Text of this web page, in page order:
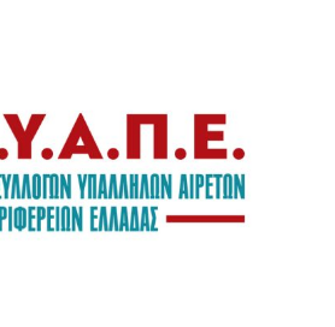
ΤΟΥ
ΕΠΙΔΌΜΑΤΟΣ
ΕΠΙΚΊΝΔΥΝΗΣ
ΚΑΙ
ΑΝΘΥΓΙΕΙΝΉΣ
ΕΡΓΑΣΊΑΣ